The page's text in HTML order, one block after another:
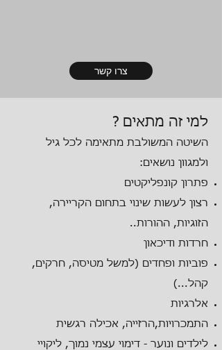
צרו קשר
למי זה מתאים ?
השיטה המשולבת מתאימה לכל גיל
ולמגוון נושאים:
פתרון קונפליקטים
רצון לעשות שינוי בתחום הקריירה,
הזוגיות, ההורות..
חרדות ודיכאון
פוביות ופחדים (למשל מטיסה, חרקים,
קהל...)
אלרגיות
התמכרויות,הרזייה, אכילה רגשית
לילדים ונוער - דימוי עצמי נמוך, ליקויי